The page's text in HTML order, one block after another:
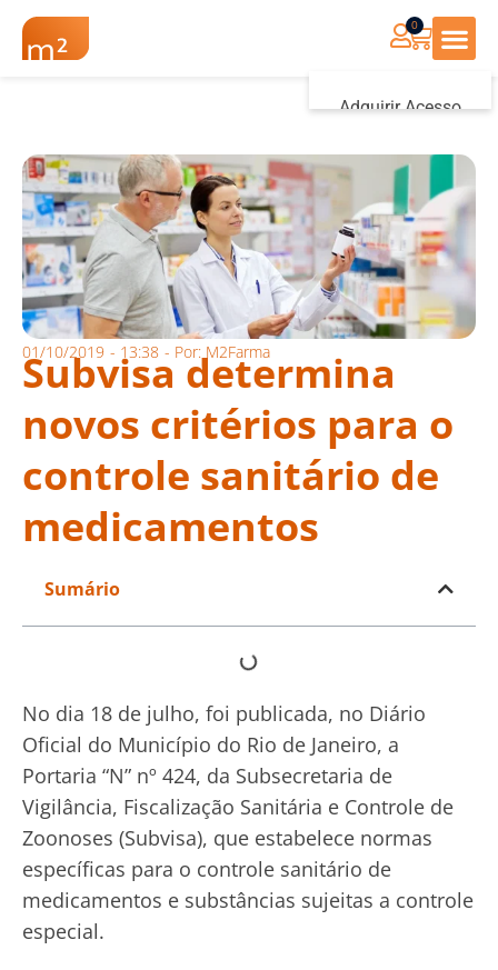
Adquirir Acesso
0
01/10/2019 - 13:38 - Por: M2Farma
Subvisa determina
novos critérios para o
controle sanitário de
medicamentos
Sumário
No dia 18 de julho, foi publicada, no Diário
Oficial do Município do Rio de Janeiro, a
Portaria “N” nº 424, da Subsecretaria de
Vigilância, Fiscalização Sanitária e Controle de
Zoonoses (Subvisa), que estabelece normas
específicas para o controle sanitário de
medicamentos e substâncias sujeitas a controle
especial.